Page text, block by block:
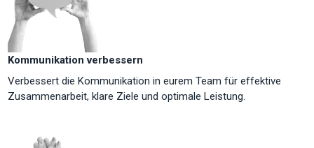
Kommunikation verbessern
Verbessert die Kommunikation in eurem Team für effektive
Zusammenarbeit, klare Ziele und optimale Leistung.